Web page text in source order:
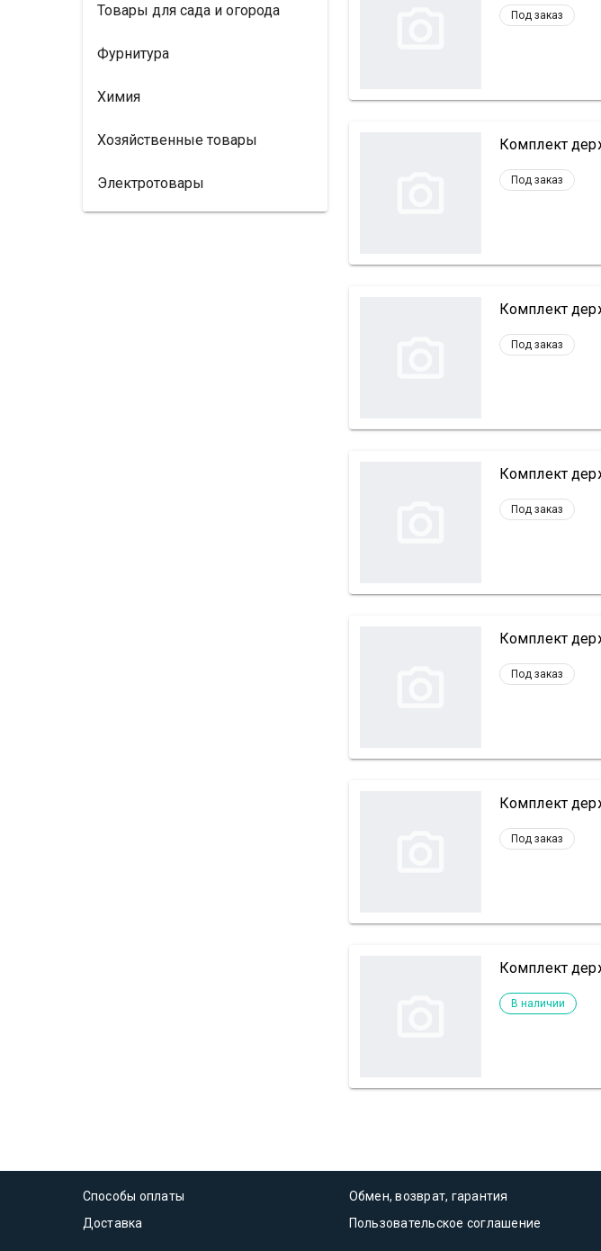
Товары для сада и огорода
Фурнитура
Химия
Хозяйственные товары
Электротовары
Под заказ
Комплект
Под заказ
Комплект
Под заказ
Комплект
Под заказ
Комплект
Под заказ
Комплект
Под заказ
Комплект
В наличии
Способы оплаты
Доставка
Обмен, возврат, гарантия
Пользовательское соглашение